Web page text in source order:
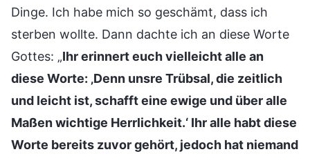
Dinge. Ich habe mich so geschämt, dass ich
sterben wollte. Dann dachte ich an diese Worte
Gottes: „Ihr erinnert euch vielleicht alle an
diese Worte: ‚Denn unsre Trübsal, die zeitlich
und leicht ist, schafft eine ewige und über alle
Maßen wichtige Herrlichkeit.‘ Ihr alle habt diese
Worte bereits zuvor gehört, jedoch hat niemand